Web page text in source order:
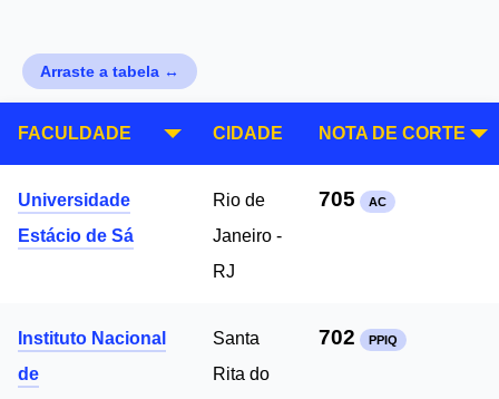
Arraste a tabela ↔
FACULDADE CIDADE NOTA DE CORTE
Universidade
Estácio de Sá
Rio de
Janeiro -
RJ
705 AC
Instituto Nacional
de
Santa
Rita do
702 PPIQ